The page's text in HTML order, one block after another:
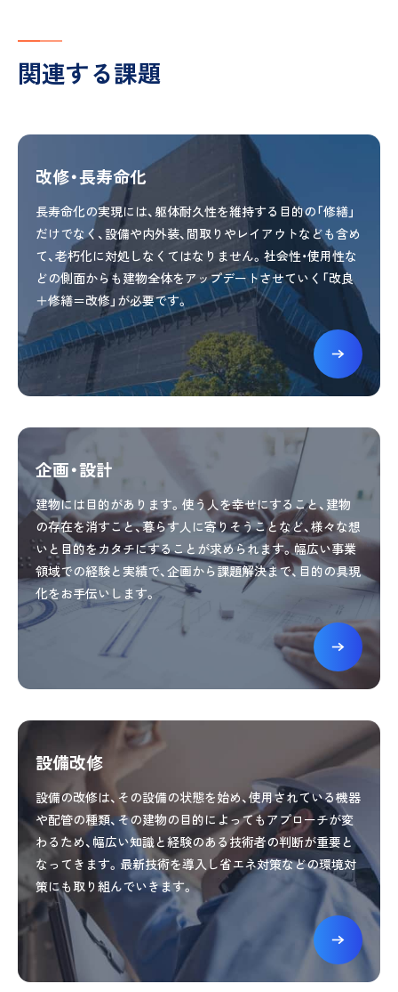
関連する課題
改修・長寿命化
長寿命化の実現には、躯体耐久性を維持する目的の「修繕」
だけでなく、設備や内外装、間取りやレイアウトなども含め
て、老朽化に対処しなくてはなりません。社会性・使用性な
どの側面からも建物全体をアップデートさせていく「改良
＋修繕＝改修」が必要です。
企画・設計
建物には目的があります。使う人を幸せにすること、建物
の存在を消すこと、暮らす人に寄りそうことなど、様々な想
いと目的をカタチにすることが求められます。幅広い事業
領域での経験と実績で、企画から課題解決まで、目的の具現
化をお手伝いします。
設備改修
設備の改修は、その設備の状態を始め、使用されている機器
や配管の種類、その建物の目的によってもアプローチが変
わるため、幅広い知識と経験のある技術者の判断が重要と
なってきます。最新技術を導入し省エネ対策などの環境対
策にも取り組んでいきます。